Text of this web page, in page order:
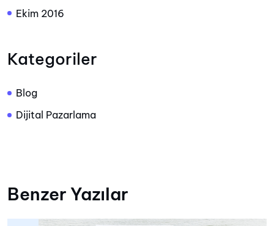
Ekim 2016
Kategoriler
Blog
Dijital Pazarlama
Benzer Yazılar